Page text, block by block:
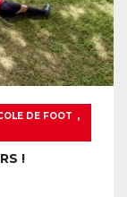
DE FOOT ,
!